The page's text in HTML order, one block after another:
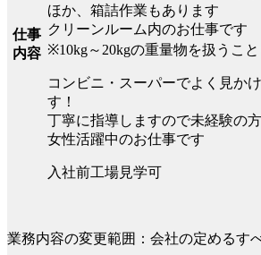
仕事
内容
ほか、箱詰作業もあります
クリーンルーム内のお仕事です
※10kg～20kgの重量物を扱うこ
コンビニ・スーパーでよく見か
す！
丁寧に指導しますので未経験の
女性活躍中のお仕事です
入社前工場見学可
業務内容の変更範囲：会社の定めるす